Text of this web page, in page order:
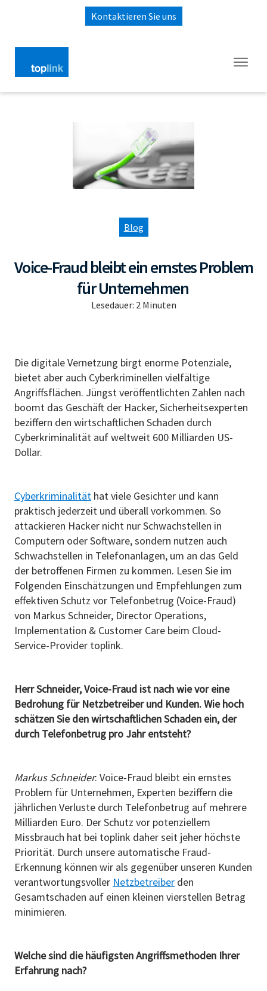
Kontaktieren Sie uns
Blog
Voice-Fraud bleibt ein ernstes Problem
für Unternehmen
Lesedauer: 2 Minuten
Die digitale Vernetzung birgt enorme Potenziale,
bietet aber auch Cyberkriminellen vielfältige
Angriffsflächen. Jüngst veröffentlichten Zahlen nach
boomt das Geschäft der Hacker, Sicherheitsexperten
beziffern den wirtschaftlichen Schaden durch
Cyberkriminalität auf weltweit 600 Milliarden US-
Dollar.
Cyberkriminalität hat viele Gesichter und kann
praktisch jederzeit und überall vorkommen. So
attackieren Hacker nicht nur Schwachstellen in
Computern oder Software, sondern nutzen auch
Schwachstellen in Telefonanlagen, um an das Geld
der betroffenen Firmen zu kommen. Lesen Sie im
Folgenden Einschätzungen und Empfehlungen zum
effektiven Schutz vor Telefonbetrug (Voice-Fraud)
von Markus Schneider, Director Operations,
Implementation & Customer Care beim Cloud-
Service-Provider toplink.
Herr Schneider, Voice-Fraud ist nach wie vor eine
Bedrohung für Netzbetreiber und Kunden. Wie hoch
schätzen Sie den wirtschaftlichen Schaden ein, der
durch Telefonbetrug pro Jahr entsteht?
Markus Schneider: Voice-Fraud bleibt ein ernstes
Problem für Unternehmen, Experten beziffern die
jährlichen Verluste durch Telefonbetrug auf mehrere
Milliarden Euro. Der Schutz vor potenziellem
Missbrauch hat bei toplink daher seit jeher höchste
Priorität. Durch unsere automatische Fraud-
Erkennung können wir als gegenüber unseren Kunden
verantwortungsvoller Netzbetreiber den
Gesamtschaden auf einen kleinen vierstellen Betrag
minimieren.
Welche sind die häufigsten Angriffsmethoden Ihrer
Erfahrung nach?